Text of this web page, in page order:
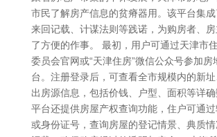
市民了解房产信息的贫瘠器用。该平台集成
来回记载、计谋法则等践诺，为购房者、
了方便的作事。 最初，用户可通过天津市
委员会官网或“天津住房”微信公众号参加房
台。注册登录后，可查看全市规模内的新
出房源信息，包括价钱、户型、面积等详确
平台还提供房屋产权查询功能，住户可通
或身份证号，查询房屋的登记情景、典质